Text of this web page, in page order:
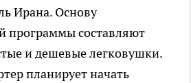
Ирана. Основу
программы составляют
и дешевые легковушки.
планирует начать